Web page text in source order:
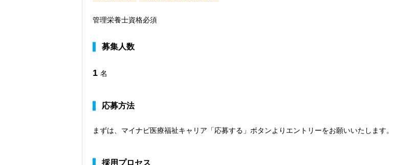
管理栄養士資格必須
募集人数
1 名
応募方法
まずは、マイナビ医療福祉キャリア「応募する」ボタンよりエントリーをお願いいたします。
採用プロセス